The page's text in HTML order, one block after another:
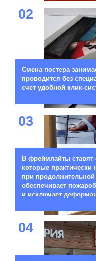
02
Смена постера
проводится без
счет удобной клик-
03
В фреймлайты
которые практически
при продолжительной
обеспечивает
и исключает
04